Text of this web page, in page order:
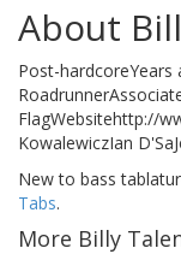
About
Post-hardcoreYears
FlagWebsitehttp://
KowalewiczIan
New to bass
Tabs.
More Billy